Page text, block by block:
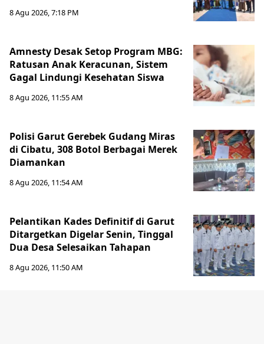
8 Agu 2026, 7:18 PM
Amnesty Desak Setop Program MBG:
Ratusan Anak Keracunan, Sistem
Gagal Lindungi Kesehatan Siswa
8 Agu 2026, 11:55 AM
Polisi Garut Gerebek Gudang Miras
di Cibatu, 308 Botol Berbagai Merek
Diamankan
8 Agu 2026, 11:54 AM
Pelantikan Kades Definitif di Garut
Ditargetkan Digelar Senin, Tinggal
Dua Desa Selesaikan Tahapan
8 Agu 2026, 11:50 AM